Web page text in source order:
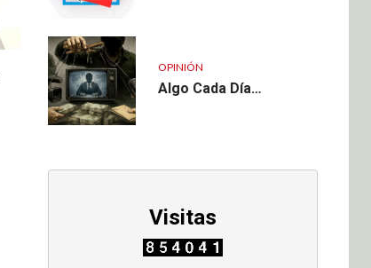
OPINIÓN
Algo Cada Día…
Visitas